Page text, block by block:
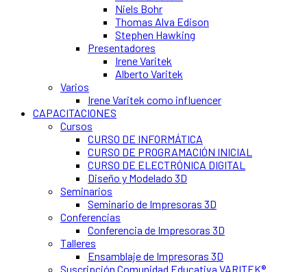
Niels Bohr
Thomas Alva Edison
Stephen Hawking
Presentadores
Irene Varitek
Alberto Varitek
Varios
Irene Varitek como influencer
CAPACITACIONES
Cursos
CURSO DE INFORMÁTICA
CURSO DE PROGRAMACIÓN INICIAL
CURSO DE ELECTRÓNICA DIGITAL
Diseño y Modelado 3D
Seminarios
Seminario de Impresoras 3D
Conferencias
Conferencia de Impresoras 3D
Talleres
Ensamblaje de Impresoras 3D
Suscripción Comunidad Educativa VARITEK®